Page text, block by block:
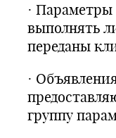
· Параметры
выполнять
переданы
·
группу